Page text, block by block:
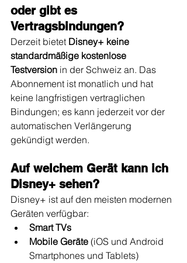
oder gibt es
Vertragsbindungen?
Derzeit bietet Disney+ keine
standardmäßige kostenlose
Testversion in der Schweiz an. Das
Abonnement ist monatlich und hat
keine langfristigen vertraglichen
Bindungen; es kann jederzeit vor der
automatischen Verlängerung
gekündigt werden.
Auf welchem Gerät kann ich
Disney+ sehen?
Disney+ ist auf den meisten modernen
Geräten verfügbar:
Smart TVs
Mobile Geräte (iOS und Android
Smartphones und Tablets)